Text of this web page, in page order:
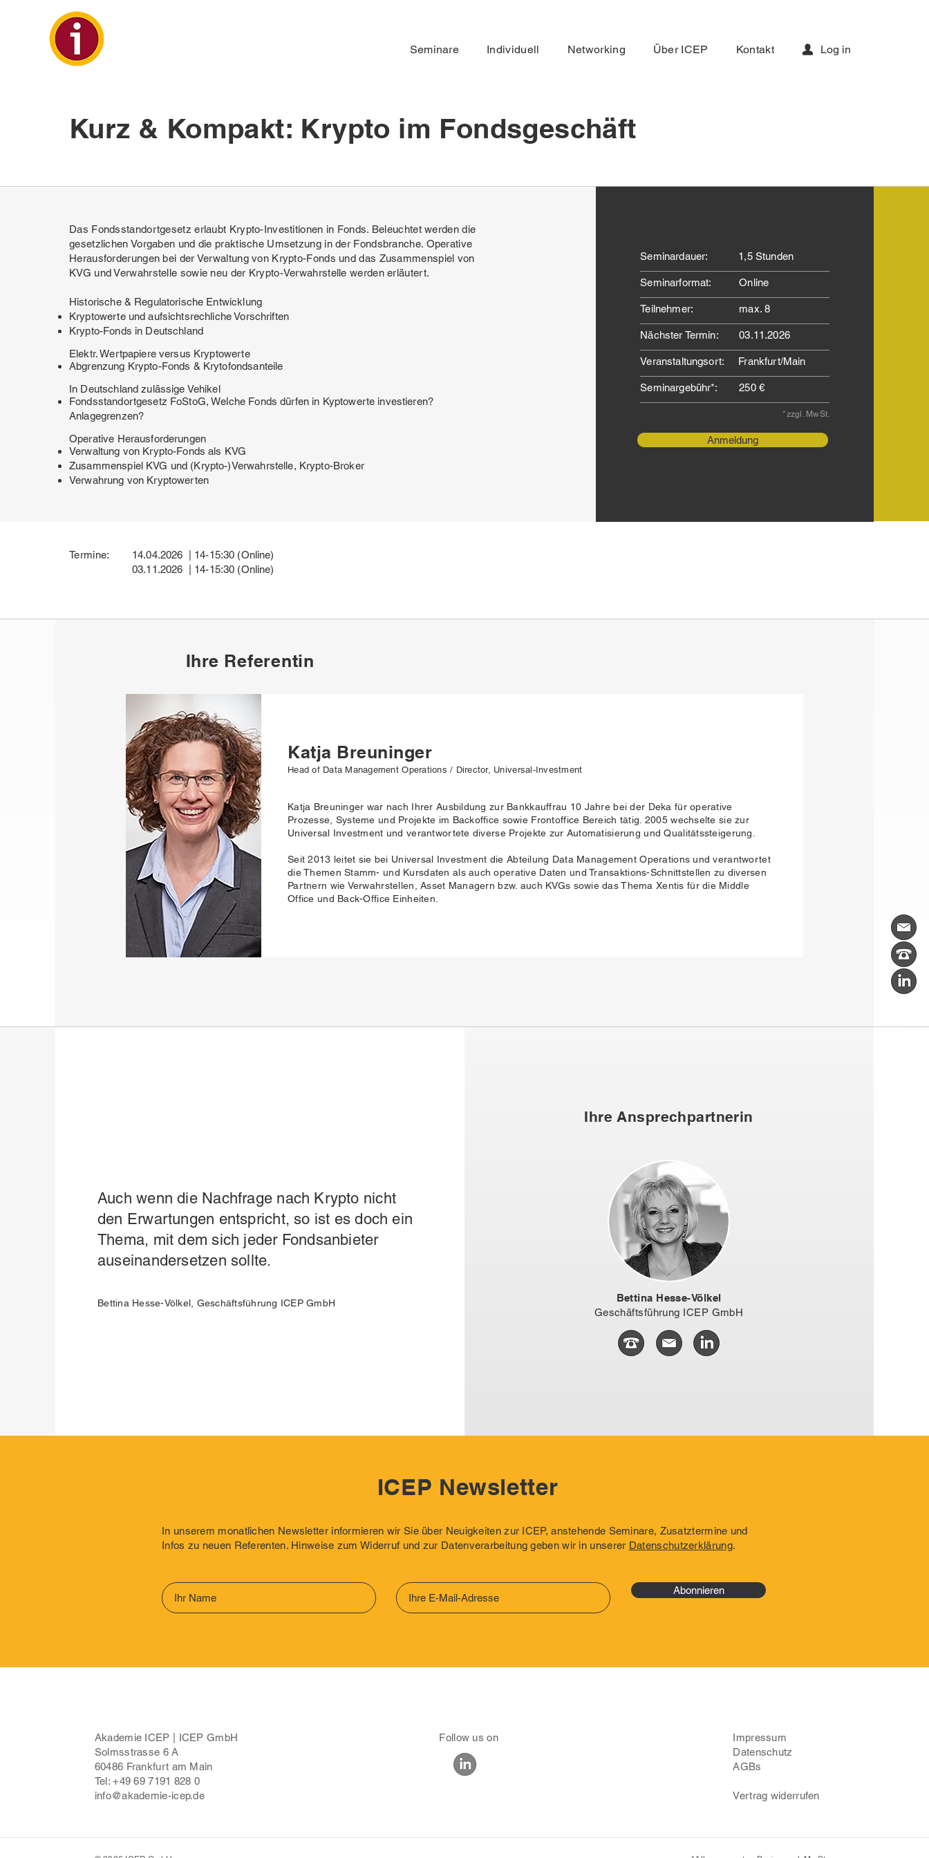
Seminare Individuell Networking Über ICEP Kontakt Log in
Kurz & Kompakt: Krypto im Fondsgeschäft
Das Fondsstandortgesetz erlaubt Krypto-Investitionen in Fonds. Beleuchtet werden die
gesetzlichen Vorgaben und die praktische Umsetzung in der Fondsbranche. Operative
Herausforderungen bei der Verwaltung von Krypto-Fonds und das Zusammenspiel von
KVG und Verwahrstelle sowie neu der Krypto-Verwahrstelle werden erläutert.
Historische & Regulatorische Entwicklung
Kryptowerte und aufsichtsrechliche Vorschriften
Krypto-Fonds in Deutschland
Elektr. Wertpapiere versus Kryptowerte
Abgrenzung Krypto-Fonds & Krytofondsanteile
In Deutschland zulässige Vehikel
Fondsstandortgesetz FoStoG, Welche Fonds dürfen in Kyptowerte investieren?
Anlagegrenzen?
Operative Herausforderungen
Verwaltung von Krypto-Fonds als KVG
Zusammenspiel KVG und (Krypto-)Verwahrstelle, Krypto-Broker
Verwahrung von Kryptowerten
Seminardauer: 1,5 Stunden
Seminarformat: Online
Teilnehmer: max. 8
Nächster Termin: 03.11.2026
Veranstaltungsort: Frankfurt/Main
Seminargebühr*: 250 €
*zzgl. MwSt.
Anmeldung
Termine:
14.04.2026 | 14-15:30 (Online)
03.11.2026 | 14-15:30 (Online)
Ihre Referentin
Katja Breuninger
Head of Data Management Operations / Director, Universal-Investment
Katja Breuninger war nach Ihrer Ausbildung zur Bankkauffrau 10 Jahre bei der Deka für operative
Prozesse, Systeme und Projekte im Backoffice sowie Frontoffice Bereich tätig. 2005 wechselte sie zur
Universal Investment und verantwortete diverse Projekte zur Automatisierung und Qualitätssteigerung.
Seit 2013 leitet sie bei Universal Investment die Abteilung Data Management Operations und verantwortet
die Themen Stamm- und Kursdaten als auch operative Daten und Transaktions-Schnittstellen zu diversen
Partnern wie Verwahrstellen, Asset Managern bzw. auch KVGs sowie das Thema Xentis für die Middle
Office und Back-Office Einheiten.
Auch wenn die Nachfrage nach Krypto nicht
den Erwartungen entspricht, so ist es doch ein
Thema, mit dem sich jeder Fondsanbieter
auseinandersetzen sollte.
Bettina Hesse-Völkel, Geschäftsführung ICEP GmbH
Ihre Ansprechpartnerin
Bettina Hesse-Völkel
Geschäftsführung ICEP GmbH
ICEP Newsletter
In unserem monatlichen Newsletter informieren wir Sie über Neuigkeiten zur ICEP, anstehende Seminare, Zusatztermine und
Infos zu neuen Referenten. Hinweise zum Widerruf und zur Datenverarbeitung geben wir in unserer Datenschutzerklärung.
Abonnieren
Akademie ICEP | ICEP GmbH
Solmsstrasse 6 A
60486 Frankfurt am Main
Tel: +49 69 7191 828 0
info@akademie-icep.de
Follow us on
Impressum
Datenschutz
AGBs
Vertrag widerrufen